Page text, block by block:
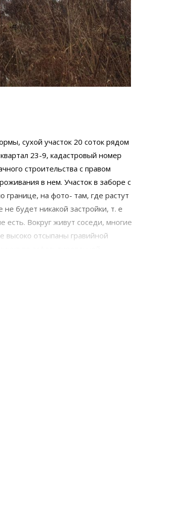
сухой участок 20 соток рядом
23-9, кадастровый номер
строительства с правом
в нем. Участок в заборе с
границе, на фото- там, где растут
будет никакой застройки, т. е
есть. Вокруг живут соседи, многие
высоко отсыпаны гравийной
В с. Никулино есть большой